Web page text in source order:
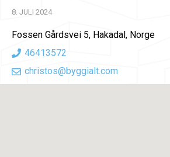
8. JULI 2024
Fossen Gårdsvei 5, Hakadal, Norge
46413572
christos@byggialt.com